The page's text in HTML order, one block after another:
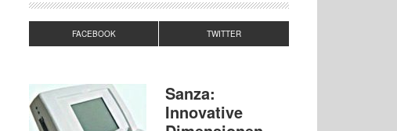
FACEBOOK TWITTER
Sanza:
Innovative